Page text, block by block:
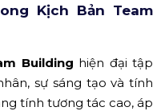
Kịch Bản Team
Building hiện đại tập
sự sáng tạo và tính
tính tương tác cao, áp